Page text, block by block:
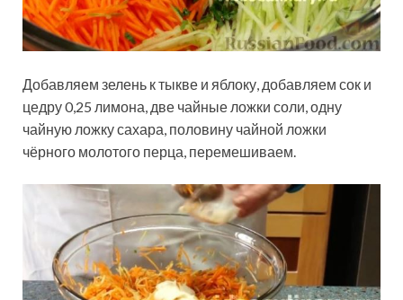
Добавляем зелень к тыкве и яблоку, добавляем сок и
цедру 0,25 лимона, две чайные ложки соли, одну
чайную ложку сахара, половину чайной ложки
чёрного молотого перца, перемешиваем.